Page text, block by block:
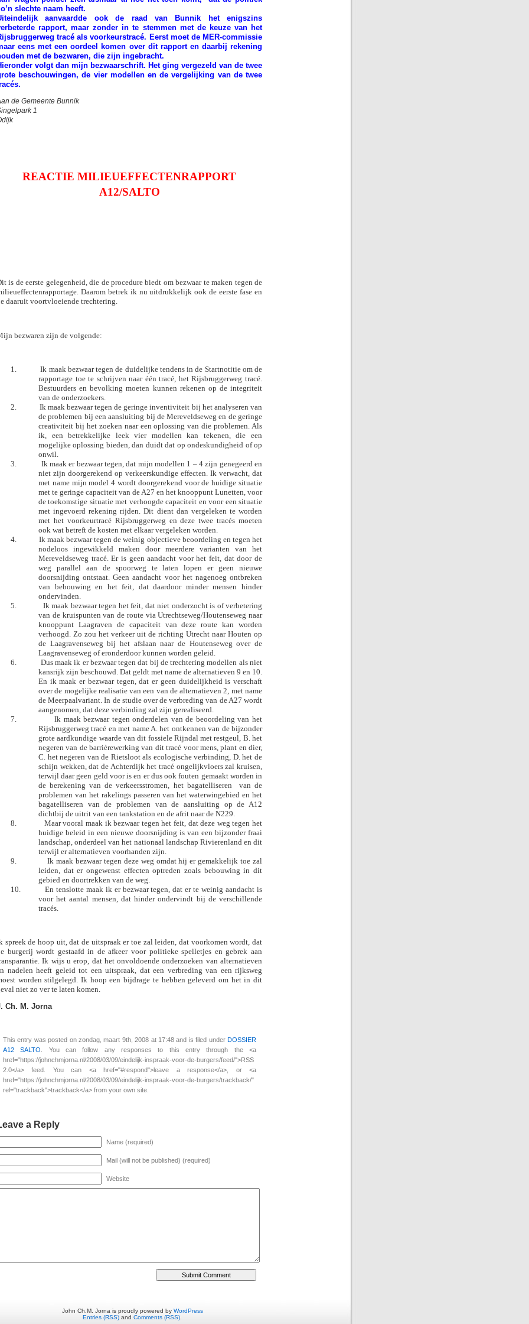
slechte naam heeft.
aanvaardde ook de raad van Bunnik het enigszins
rapport, maar zonder in te stemmen met de keuze van het
tracé als voorkeurstracé. Eerst moet de MER-commissie
eens met een oordeel komen over dit rapport en daarbij rekening
met de bezwaren, die zijn ingebracht.
volgt dan mijn bezwaarschrift. Het ging vergezeld van de twee
beschouwingen, de vier modellen en de vergelijking van de twee
de Gemeente Bunnik
1
REACTIE MILIEUEFFECTENRAPPORT
A12/SALTO
is de eerste gelegenheid, die de procedure biedt om bezwaar te maken tegen de
Daarom betrek ik nu uitdrukkelijk ook de eerste fase en
daaruit voortvloeiende trechtering.
bezwaren zijn de volgende:
1.
Ik maak bezwaar tegen de duidelijke tendens in de Startnotitie om de
rapportage toe te schrijven naar één tracé, het Rijsbruggerweg tracé.
Bestuurders en bevolking moeten kunnen rekenen op de integriteit
van de onderzoekers.
2.
Ik maak bezwaar tegen de geringe inventiviteit bij het analyseren van
de problemen bij een aansluiting bij de Mereveldseweg en de geringe
creativiteit bij het zoeken naar een oplossing van die problemen. Als
ik, een betrekkelijke leek vier modellen kan tekenen, die een
mogelijke oplossing bieden, dan duidt dat op ondeskundigheid of op
onwil.
3.
Ik maak er bezwaar tegen, dat mijn modellen 1 – 4 zijn genegeerd en
niet zijn doorgerekend op verkeerskundige effecten. Ik verwacht, dat
met name mijn model 4 wordt doorgerekend voor de huidige situatie
met te geringe capaciteit van de A27 en het knooppunt Lunetten, voor
de toekomstige situatie met verhoogde capaciteit en voor een situatie
met ingevoerd rekening rijden. Dit dient dan vergeleken te worden
met het voorkeurtracé Rijsbruggerweg en deze twee tracés moeten
ook wat betreft de kosten met elkaar vergeleken worden.
4.
Ik maak bezwaar tegen de weinig objectieve beoordeling en tegen het
nodeloos ingewikkeld maken door meerdere varianten van het
Mereveldseweg tracé. Er is geen aandacht voor het feit, dat door de
weg parallel aan de spoorweg te laten lopen er geen nieuwe
doorsnijding ontstaat. Geen aandacht voor het nagenoeg ontbreken
van bebouwing en het feit, dat daardoor minder mensen hinder
ondervinden.
5.
Ik maak bezwaar tegen het feit, dat niet onderzocht is of verbetering
van de kruispunten van de route via Utrechtseweg/Houtenseweg naar
knooppunt Laagraven de capaciteit van deze route kan worden
verhoogd. Zo zou het verkeer uit de richting Utrecht naar Houten op
de Laagravenseweg bij het afslaan naar de Houtenseweg over de
Laagravenseweg of eronderdoor kunnen worden geleid.
6.
Dus maak ik er bezwaar tegen dat bij de trechtering modellen als niet
kansrijk zijn beschouwd. Dat geldt met name de alternatieven 9 en 10.
En ik maak er bezwaar tegen, dat er geen duidelijkheid is verschaft
over de mogelijke realisatie van een van de alternatieven 2, met name
de Meerpaalvariant. In de studie over de verbreding van de A27 wordt
aangenomen, dat deze verbinding zal zijn gerealiseerd.
7.
Ik maak bezwaar tegen onderdelen van de beoordeling van het
Rijsbruggerweg tracé en met name A. het ontkennen van de bijzonder
grote aardkundige waarde van dit fossiele Rijndal met restgeul, B. het
negeren van de barrièrewerking van dit tracé voor mens, plant en dier,
C. het negeren van de Rietsloot als ecologische verbinding, D. het de
schijn wekken, dat de Achterdijk het tracé ongelijkvloers zal kruisen,
terwijl daar geen geld voor is en er dus ook fouten gemaakt worden in
de berekening van de verkeersstromen, het bagatelliseren
van de
problemen van het rakelings passeren van het waterwingebied en het
bagatelliseren van de problemen van de aansluiting op de A12
dichtbij de uitrit van een tankstation en de afrit naar de N229.
8.
Maar vooral maak ik bezwaar tegen het feit, dat deze weg tegen het
huidige beleid in een nieuwe doorsnijding is van een bijzonder fraai
landschap, onderdeel van het nationaal landschap Rivierenland en dit
terwijl er alternatieven voorhanden zijn.
9.
Ik maak bezwaar tegen deze weg omdat hij er gemakkelijk toe zal
leiden, dat er ongewenst effecten optreden zoals bebouwing in dit
gebied en doortrekken van de weg.
10.
En tenslotte maak ik er bezwaar tegen, dat er te weinig aandacht is
voor het aantal mensen, dat hinder ondervindt bij de verschillende
tracés.
spreek de hoop uit, dat de uitspraak er toe zal leiden, dat voorkomen wordt, dat
burgerij wordt gestaafd in de afkeer voor politieke spelletjes en gebrek aan
Ik wijs u erop, dat het onvoldoende onderzoeken van alternatieven
nadelen heeft geleid tot een uitspraak, dat een verbreding van een rijksweg
worden stilgelegd. Ik hoop een bijdrage te hebben geleverd om het in dit
niet zo ver te laten komen.
Ch. M. Jorna
This entry was posted on zondag, maart 9th, 2008 at 17:48 and is filed under DOSSIER
A12 SALTO
. You can follow any responses to this entry through the <a
href="https://johnchmjorna.nl/2008/03/09/eindelijk-inspraak-voor-de-burgers/feed/">RSS
2.0</a> feed. You can <a href="#respond">leave a response</a>, or <a
href="https://johnchmjorna.nl/2008/03/09/eindelijk-inspraak-voor-de-burgers/trackback/"
rel="trackback">trackback</a> from your own site.
a Reply
Name (required)
Mail (will not be published) (required)
Website
John Ch.M. Jorna is proudly powered by WordPress
Entries (RSS) and Comments (RSS)